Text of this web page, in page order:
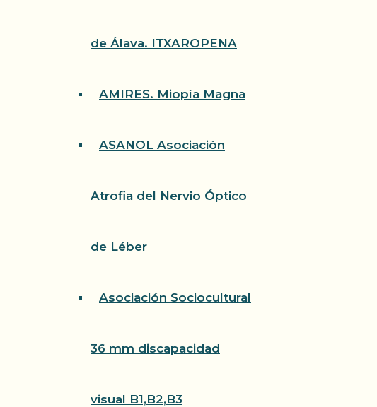
de Álava. ITXAROPENA
AMIRES. Miopía Magna
ASANOL Asociación
Atrofia del Nervio Óptico
de Léber
Asociación Sociocultural
36 mm discapacidad
visual B1,B2,B3